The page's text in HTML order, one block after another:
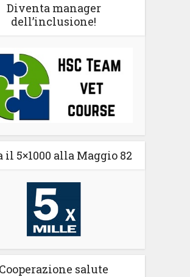
Diventa manager
dell’inclusione!
il 5×1000 alla Maggio 82
Cooperazione salute